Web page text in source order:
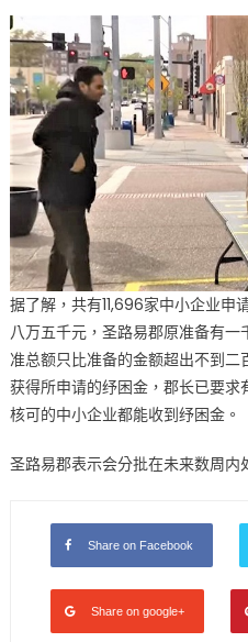
据了解，共有11,696家中小企业申
八万五千元，圣路易郡原准备有
准总额只比准备的金额超出不到
获得所申请的纾困金，郡长已要
核可的中小企业都能收到纾困金。
圣路易郡表示会分批在未来数周内
Share on Facebook
Share on google+